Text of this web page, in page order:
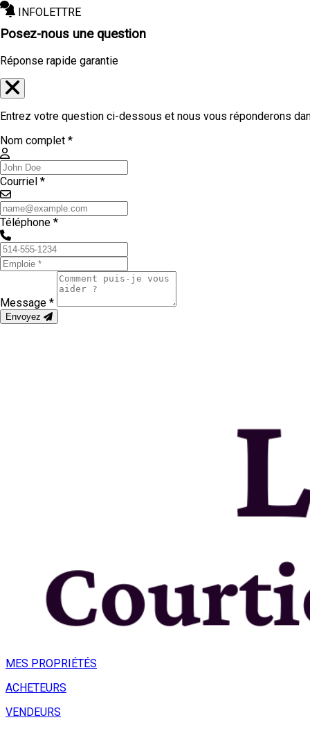
INFOLETTRE
MES PROPRIÉTÉS
ACHETEURS
VENDEURS
Posez-nous une question
Réponse rapide garantie
Entrez votre question ci-dessous et nous vous réponderons
Nom complet *
Courriel *
Téléphone *
Message *
Envoyez